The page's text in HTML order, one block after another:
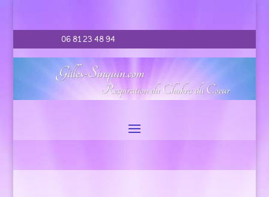
06 81 23 48 94